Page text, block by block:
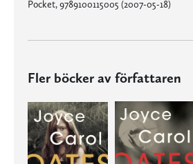
Pocket, 9789100115005 (2007-05-18)
Fler böcker av författaren